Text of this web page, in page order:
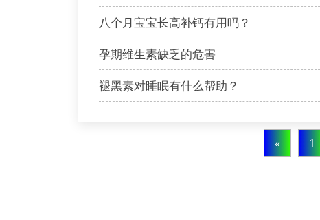
八个月宝宝长高补钙有用吗？
孕期维生素缺乏的危害
褪黑素对睡眠有什么帮助？
« 1